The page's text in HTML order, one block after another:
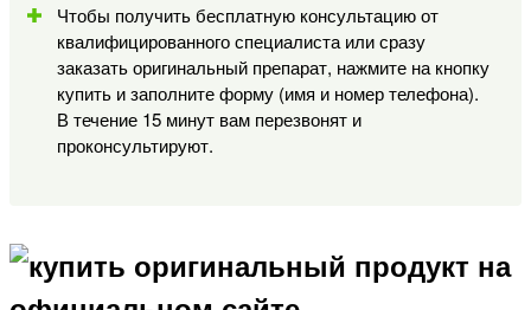
Чтобы получить бесплатную консультацию от
квалифицированного специалиста или сразу
заказать оригинальный препарат, нажмите на кнопку
купить и заполните форму (имя и номер телефона).
В течение 15 минут вам перезвонят и
проконсультируют.